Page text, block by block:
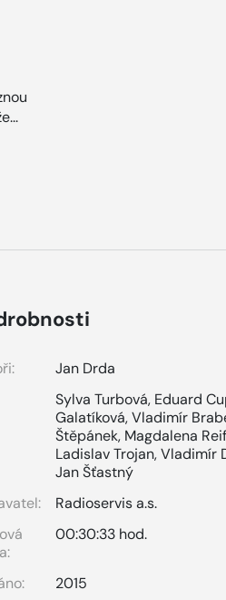
Jan Drda
Sylva Turbová, Eduard
Galatíková,Vladimír
Štěpánek, Magdalena
Ladislav Trojan,Vladimír
Jan Šťastný
Radioservis a.s.
00:30:33 hod.
2015